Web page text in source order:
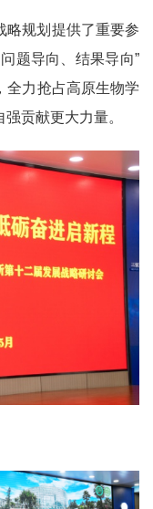
略规划提供了重要参
题导向、结果导向”
全力抢占高原生物学
贡献更大力量。